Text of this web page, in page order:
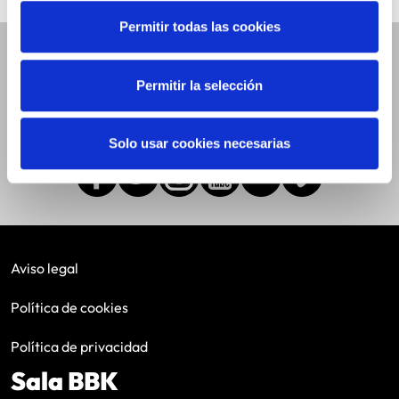
Permitir todas las cookies
Permitir la selección
Solo usar cookies necesarias
SÍGUENOS EN REDES
SOCIALES
Aviso legal
Política de cookies
Política de privacidad
Sala BBK